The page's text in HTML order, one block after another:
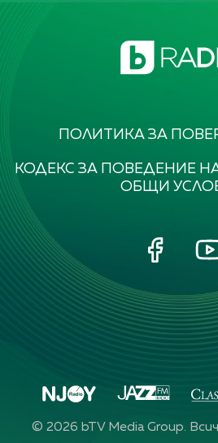
ПОЛИТИКА ЗА
КОДЕКС ЗА ПОВЕДЕНИЕ
ОБЩИ
© 2026 bTV Media Group.